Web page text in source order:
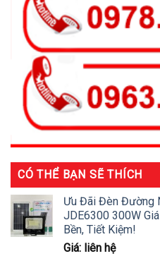
CÓ THỂ BẠN SẼ THÍCH
Ưu Đãi Đèn Đường
JDE6300 300W
Bền, Tiết Kiệm!
Giá: liên hệ